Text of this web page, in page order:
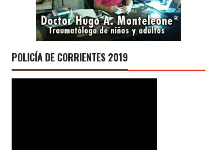
POLICÍA DE CORRIENTES 2019